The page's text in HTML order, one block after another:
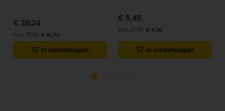
€ 20,24
€ 16,73
In winkelwagen
€ 5,45
€ 4,50
In winkelwagen